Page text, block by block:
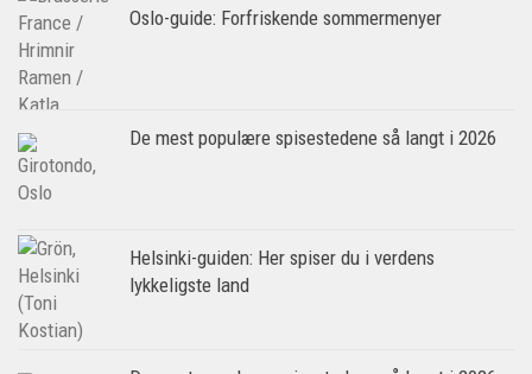
Oslo-guide: Forfriskende sommermenyer
De mest populære spisestedene så langt i 2026
Helsinki-guiden: Her spiser du i verdens
lykkeligste land